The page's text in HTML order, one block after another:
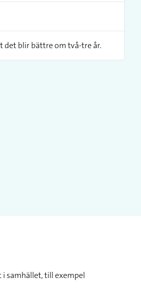
det blir bättre om två-tre år.
samhället, till exempel